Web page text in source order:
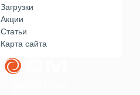
Загрузки
Акции
Статьи
Карта сайта